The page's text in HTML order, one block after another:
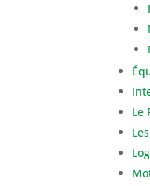
Le